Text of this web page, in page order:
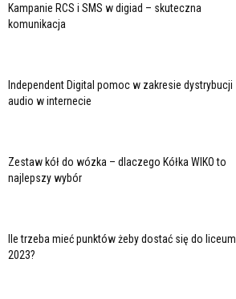
Kampanie RCS i SMS w digiad – skuteczna
komunikacja
Independent Digital pomoc w zakresie dystrybucji
audio w internecie
Zestaw kół do wózka – dlaczego Kółka WIKO to
najlepszy wybór
Ile trzeba mieć punktów żeby dostać się do liceum
2023?